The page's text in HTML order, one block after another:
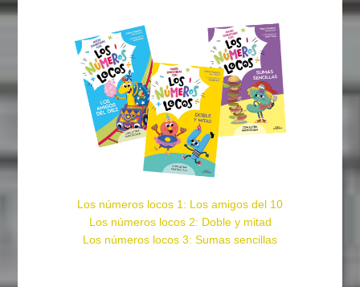
Los números locos 1: Los amigos del 10
Los números locos 2: Doble y mitad
Los números locos 3: Sumas sencillas